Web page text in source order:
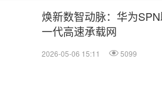
焕新数智动脉：华为
一代高速承载网
2026-05-06 15:11 5099